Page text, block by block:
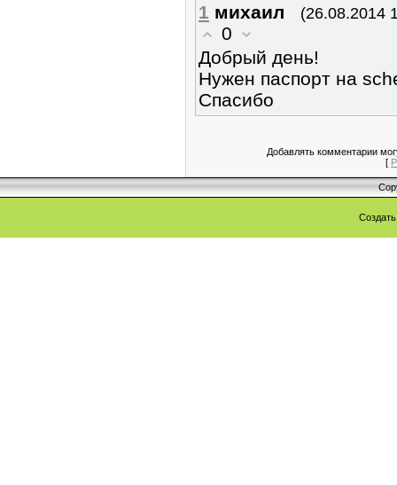
1 михаил (26.08.2014
0
Добрый день!
Нужен паспорт на
Спасибо
Добавлять комментарии
[